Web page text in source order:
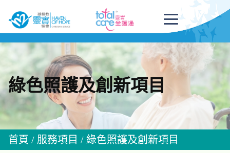
綠色照護及創新項目
首頁 / 服務項目 /綠色照護及創新項目